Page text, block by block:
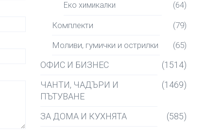
Еко химикалки (64)
Комплекти (79)
Моливи, гумички и острилки (65)
ОФИС И БИЗНЕС
(1514)
ЧАНТИ, ЧАДЪРИ И
ПЪТУВАНЕ
(1469)
ЗА ДОМА И КУХНЯТА
(585)